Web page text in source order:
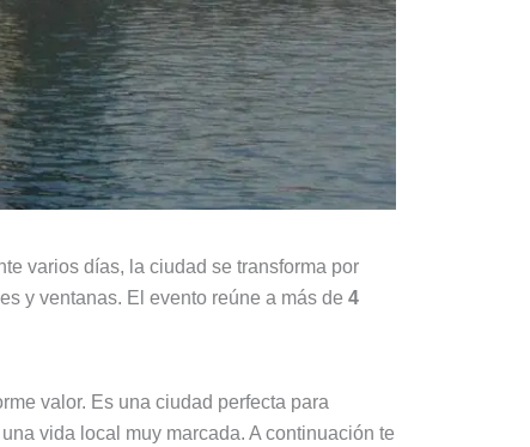
varios días, la ciudad se transforma por
y ventanas. El evento reúne a más de 4
valor. Es una ciudad perfecta para
vida local muy marcada. A continuación te